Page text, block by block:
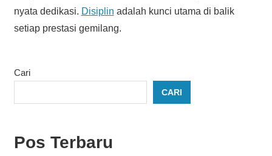
nyata dedikasi. Disiplin adalah kunci utama di balik
setiap prestasi gemilang.
Cari
CARI
Pos Terbaru